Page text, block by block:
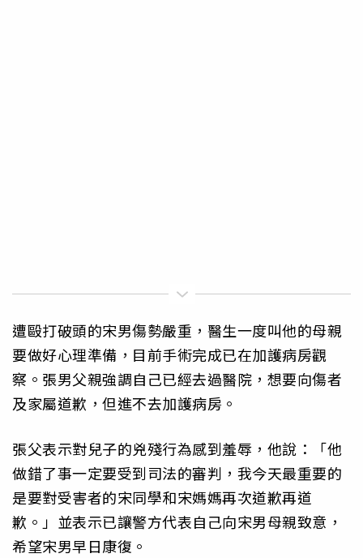
遭毆打破頭的宋男傷勢嚴重，醫生一度叫他的母親
要做好心理準備，目前手術完成已在加護病房觀
察。張男父親強調自己已經去過醫院，想要向傷者
及家屬道歉，但進不去加護病房。
張父表示對兒子的兇殘行為感到羞辱，他說：「他
做錯了事一定要受到司法的審判，我今天最重要的
是要對受害者的宋同學和宋媽媽再次道歉再道
歉。」並表示已讓警方代表自己向宋男母親致意，
希望宋男早日康復。